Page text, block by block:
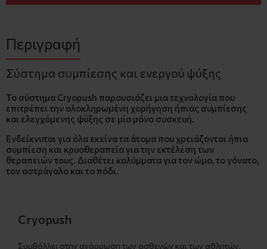
Περιγραφή
Σύστημα συμπίεσης και ενεργού ψύξης
Το σύστημα Cryopush παρουσιάζει μια τεχνολογία που
επιτρέπει την ολοκληρωμένη χορήγηση ήπιας συμπίεσης
και ελεγχόμενης ψύξης σε μία μόνο συσκευή.
Ενδείκνυται για όλα εκείνα τα άτομα που χρειάζονται ήπια
συμπίεση και κρυοθεραπεία για την εκτέλεση των
θεραπειών τους. Διαθέτει καλύμματα για τον ώμο, το γόνατο,
τον αστράγαλο και το πόδι.
Cryopush
Συμβάλλει στην ανάρρωση των ασθενών και των αθλητών,